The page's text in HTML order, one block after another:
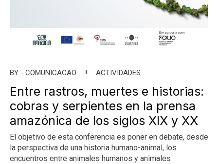
BY - COMUNICACAO ACTIVIDADES
Entre rastros, muertes e historias:
cobras y serpientes en la prensa
amazónica de los siglos XIX y XX
El objetivo de esta conferencia es poner en debate, desde
la perspectiva de una historia humano-animal, los
encuentros entre animales humanos y animales